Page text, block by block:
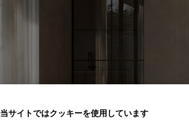
当サイトではクッキーを使用しています